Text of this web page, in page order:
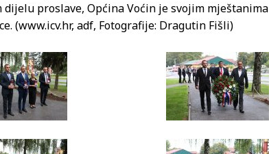
proslave, Općina Voćin je svojim mještanima
(www.icv.hr, adf, Fotografije: Dragutin Fišli)